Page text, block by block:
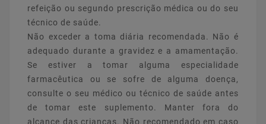
refeição ou segundo prescrição médica ou do seu
técnico de saúde.
Não exceder a toma diária recomendada. Não é
adequado durante a gravidez e a amamentação.
Se estiver a tomar alguma especialidade
farmacêutica ou se sofre de alguma doença,
consulte o seu médico ou técnico de saúde antes
de tomar este suplemento. Manter fora do
alcance das crianças. Não recomendado em caso